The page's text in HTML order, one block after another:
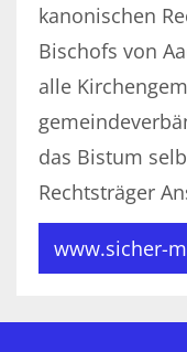
kanonischen
Bischofs von
alle
das Bistum
Rechtsträger
www.sicher-